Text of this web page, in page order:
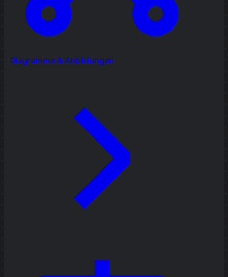
Diagramme & Abbildungen